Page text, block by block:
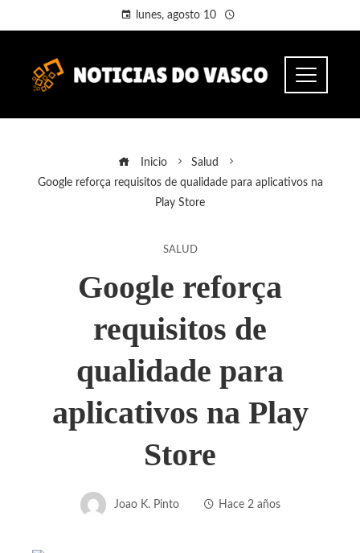
lunes, agosto 10
Inicio
Salud
Google reforça requisitos de qualidade para aplicativos na
Play Store
SALUD
Google reforça
requisitos de
qualidade para
aplicativos na Play
Store
Joao K. Pinto Hace 2 años